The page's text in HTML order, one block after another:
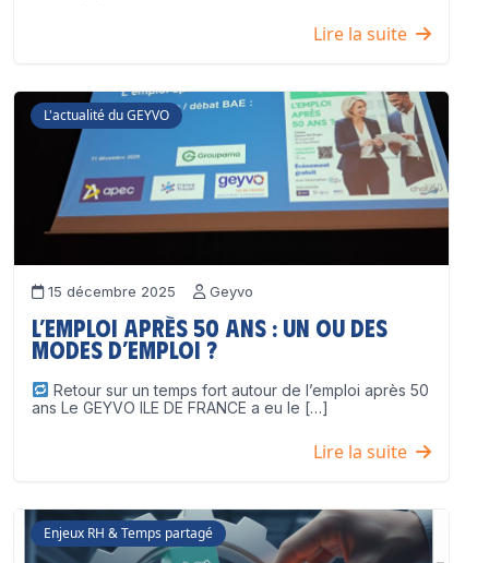
Lire la suite
L'actualité du GEYVO
15 décembre 2025 Geyvo
L’emploi après 50 ans : un ou des
modes d’emploi ?
Retour sur un temps fort autour de l’emploi après 50
ans Le GEYVO ILE DE FRANCE a eu le […]
Lire la suite
Enjeux RH & Temps partagé